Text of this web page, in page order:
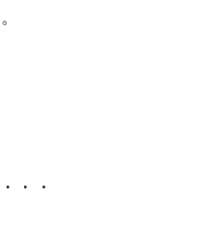
・・